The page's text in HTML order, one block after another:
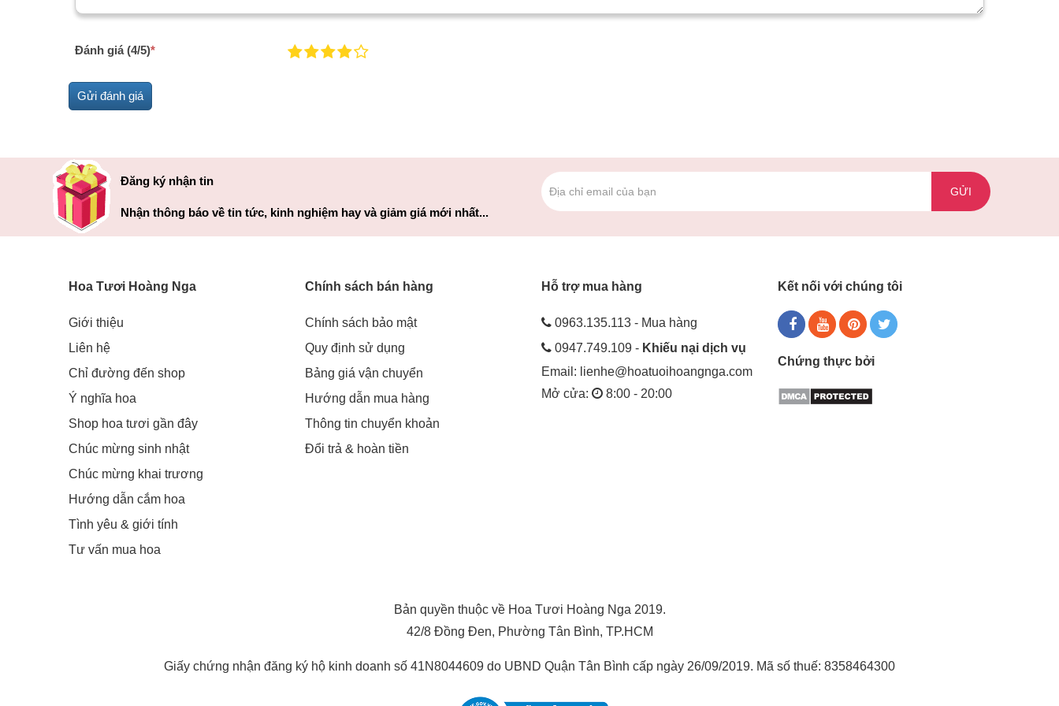
Đánh giá (4/5)*
Đăng ký nhận tin
Nhận thông báo về tin tức, kinh nghiệm hay và giảm giá mới nhất...
GỬI
Hoa Tươi Hoàng Nga
Giới thiệu
Liên hệ
Chỉ đường đến shop
Ý nghĩa hoa
Shop hoa tươi gần đây
Chúc mừng sinh nhật
Chúc mừng khai trương
Hướng dẫn cắm hoa
Tình yêu & giới tính
Tư vấn mua hoa
Chính sách bán hàng
Chính sách bảo mật
Quy định sử dụng
Bảng giá vận chuyển
Hướng dẫn mua hàng
Thông tin chuyển khoản
Đổi trả & hoàn tiền
Hỗ trợ mua hàng
0963.135.113 - Mua hàng
0947.749.109 - Khiếu nại dịch vụ
Email: lienhe@hoatuoihoangnga.com
Mở cửa:
8:00 - 20:00
Kết nối với chúng tôi
Chứng thực bởi
Bản quyền thuộc về Hoa Tươi Hoàng Nga 2019.
42/8 Đồng Đen, Phường Tân Bình, TP.HCM
Giấy chứng nhận đăng ký hộ kinh doanh số 41N8044609 do UBND Quận Tân Bình cấp ngày 26/09/2019. Mã số thuế: 8358464300